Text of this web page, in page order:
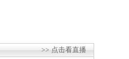
>> 点击看直播